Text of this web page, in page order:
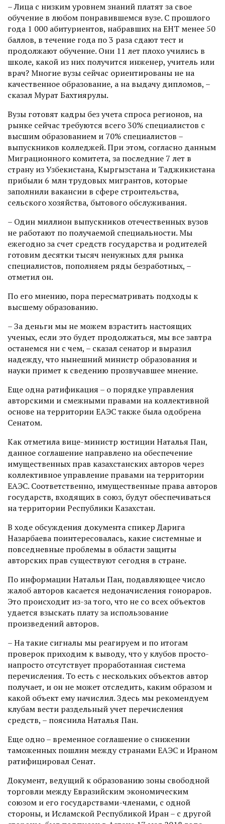
– Лица с низким уровнем знаний платят за свое
обучение в любом понравившемся вузе. С прошлого
года 1 000 абитуриентов, набравших на ЕНТ менее 50
баллов, в течение года по 3 раза сдают тест и
продолжают обучение. Они 11 лет плохо учились в
школе, какой из них получится инженер, учитель или
врач? Многие вузы сейчас ориен­тированы не на
качественное образование, а на выдачу дипломов, –
сказал Мурат Бахтиярулы.
Вузы готовят кадры без учета спроса регионов, на
рынке сейчас требуются всего 30% специалис­тов с
высшим образованием и 70% специалистов –
выпускников колледжей. При этом, согласно данным
Миграционного комитета, за последние 7 лет в
страну из Узбекистана, Кыргызстана и Таджикистана
прибыли 6 млн трудовых мигрантов, которые
заполнили вакансии в сфере строи­тельства,
сельского хозяйст­ва, бытового обслуживания.
– Один миллион выпускников отечественных вузов
не работают по получаемой специальнос­ти. Мы
ежегодно за счет средств государства и родителей
готовим десятки тысяч ненужных для рынка
специалистов, пополняем ряды безработных, –
отметил он.
По его мнению, пора пересмат­ривать подходы к
высшему образованию.
– За деньги мы не можем взрас­тить настоящих
ученых, если это будет продолжаться, мы все завт­ра
останемся ни с чем, – сказал сенатор и выразил
надежду, что нынешний министр образования и
науки примет к сведению прозву­чавшее мнение.
Еще одна ратификация – о порядке управления
авторскими и смежными правами на коллективной
основе на территории ЕАЭС также была одобрена
Сенатом.
Как отметила вице-министр юстиции Наталья Пан,
данное соглашение направлено на обеспечение
имущественных прав казахстанских авторов через
коллективное управление правами на территории
ЕАЭС. Соответственно, имущественные права авторов
государств, входящих в союз, будут обеспечиваться
на территории Республики Казахстан.
В ходе обсуждения документа спикер Дарига
Назарбаева поинтересовалась, какие системные и
повседневные проблемы в области защиты
авторских прав существуют сегодня в стране.
По информации Натальи Пан, подавляющее число
жалоб авторов касается недоначисления гонораров.
Это происходит из-за того, что не со всех объектов
удается взыскать плату за использование
произведений авторов.
– На такие сигналы мы реагируем и по итогам
проверок приходим к выводу, что у клубов просто-
напросто отсутствует проработанная система
перечисления. То есть с нескольких объектов автор
получает, и он не может отследить, каким образом и
какой объект ему начислил. Здесь мы рекомендуем
клубам вести раздельный учет перечисления
средств, – пояснила Наталья Пан.
Еще одно – временное соглашение о снижении
таможенных пошлин между странами ЕАЭС и Ираном
ратифицировал Сенат.
Документ, ведущий к образованию зоны свободной
торговли между Евразийским экономи­ческим
союзом и его государствами-членами, с одной
стороны, и Исламской Республикой Иран – с другой